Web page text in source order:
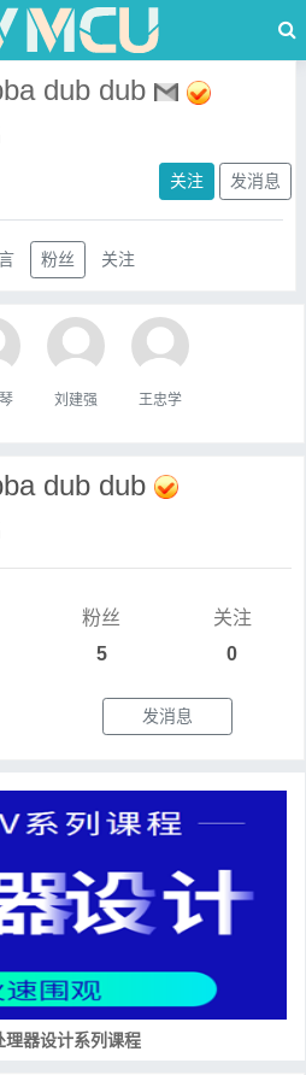
dub dub
关注 发消息
粉丝 关注
刘建强 王忠学
dub dub
粉丝
5
关注
0
发消息
理器设计系列课程